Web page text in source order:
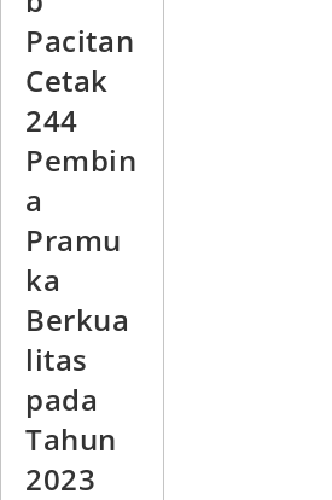
Pacitan
Cetak
244
Pembin
a
Pramu
ka
Berkua
litas
pada
Tahun
2023